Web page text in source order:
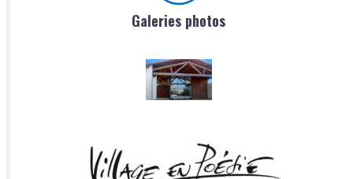
Galeries photos